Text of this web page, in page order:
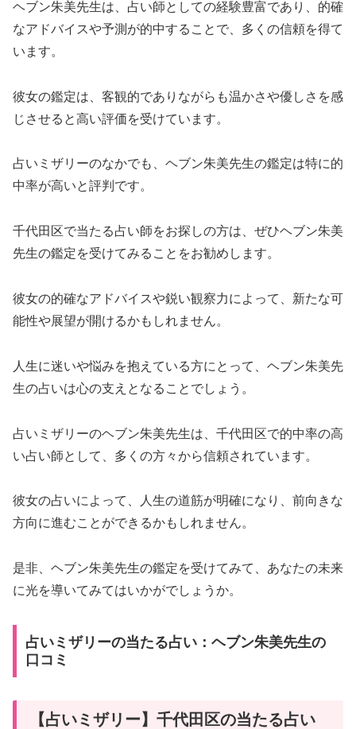
ヘブン朱美先生は、占い師としての経験豊富であり、的確
なアドバイスや予測が的中することで、多くの信頼を得て
います。
彼女の鑑定は、客観的でありながらも温かさや優しさを感
じさせると高い評価を受けています。
占いミザリーのなかでも、ヘブン朱美先生の鑑定は特に的
中率が高いと評判です。
千代田区で当たる占い師をお探しの方は、ぜひヘブン朱美
先生の鑑定を受けてみることをお勧めします。
彼女の的確なアドバイスや鋭い観察力によって、新たな可
能性や展望が開けるかもしれません。
人生に迷いや悩みを抱えている方にとって、ヘブン朱美先
生の占いは心の支えとなることでしょう。
占いミザリーのヘブン朱美先生は、千代田区で的中率の高
い占い師として、多くの方々から信頼されています。
彼女の占いによって、人生の道筋が明確になり、前向きな
方向に進むことができるかもしれません。
是非、ヘブン朱美先生の鑑定を受けてみて、あなたの未来
に光を導いてみてはいかがでしょうか。
占いミザリーの当たる占い：ヘブン朱美先生の
口コミ
【占いミザリー】千代田区の当たる占い